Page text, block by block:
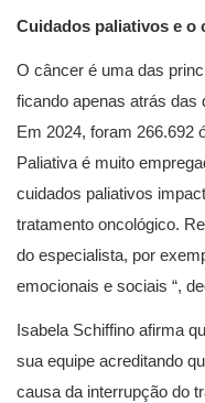
Cuidados paliativos e o
O câncer é uma das
ficando apenas atrás
Em 2024, foram 266.692
Paliativa é muito
cuidados paliativos
tratamento oncológico.
do especialista, por
emocionais e sociais “,
Isabela Schiffino afirma
sua equipe acreditando
causa da interrupção do